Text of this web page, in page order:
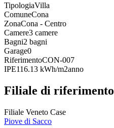
TipologiaVilla
ComuneCona
ZonaCona - Centro
Camere3 camere
Bagni2 bagni
Garage0
RiferimentoCON-007
IPE116.13 kWh/m2anno
Filiale di riferimento
Filiale Veneto Case
Piove di Sacco